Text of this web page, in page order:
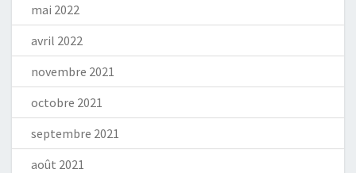
mai 2022
avril 2022
novembre 2021
octobre 2021
septembre 2021
août 2021